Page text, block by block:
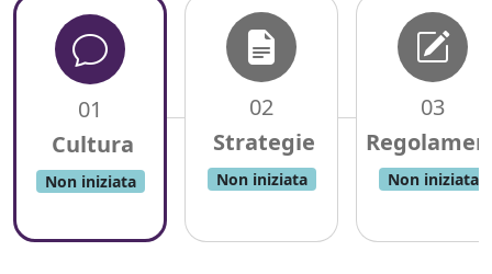
01
Non iniziata
02
Non iniziata
03
Non iniziata